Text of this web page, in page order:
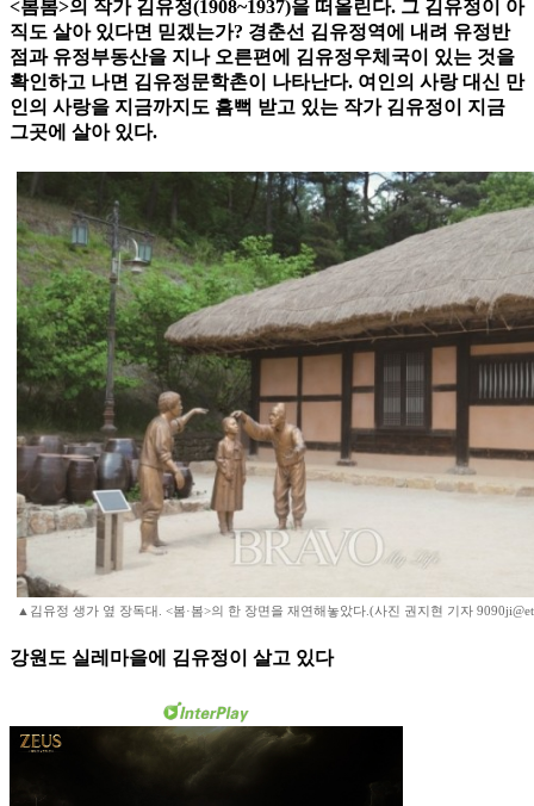
<봄봄>의 작가 김유정(1908~1937)을 떠올린다. 그 김유정이 아
직도 살아 있다면 믿겠는가? 경춘선 김유정역에 내려 유정반
점과 유정부동산을 지나 오른편에 김유정우체국이 있는 것을
확인하고 나면 김유정문학촌이 나타난다. 여인의 사랑 대신 만
인의 사랑을 지금까지도 흠뻑 받고 있는 작가 김유정이 지금
그곳에 살아 있다.
▲김유정 생가 옆 장독대. <봄·봄>의 한 장면을 재연해놓았다.(사진 권지현 기자
강원도 실레마을에 김유정이 살고 있다